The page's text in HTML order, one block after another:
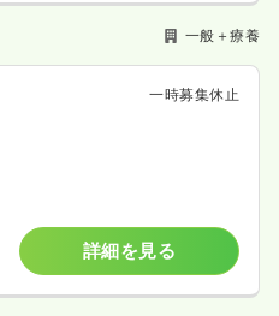
一般＋療養
一時募集休止
詳細を見る